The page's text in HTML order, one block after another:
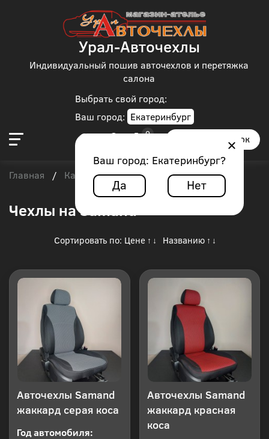
Выбрать свой город:
Ваш город: Екатеринбург
Ваш город: Екатеринбург?
Да Нет
Урал-Авточехлы
Индивидуальный пошив авточехлов и перетяжка
салона
Заказать звонок
Главная / Каталог чехлов / Samand
Чехлы на Samand
Сортировать по: Цене ↑ ↓ Названию ↑ ↓
Авточехлы Samand
жаккард серая коса
Год автомобиля:
Авточехлы Samand
жаккард красная
коса